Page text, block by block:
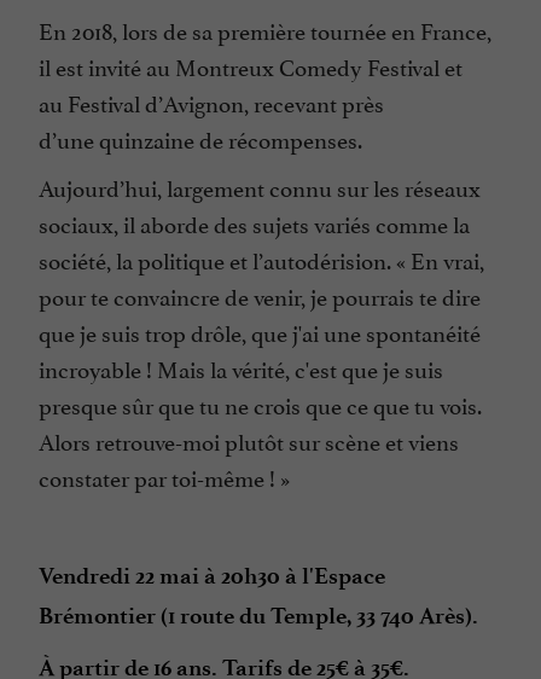
En 2018, lors de sa première tournée en France,
il est invité au Montreux Comedy Festival et
au Festival d’Avignon, recevant près
d’une quinzaine de récompenses.
Aujourd’hui, largement connu sur les réseaux
sociaux, il aborde des sujets variés comme la
société, la politique et l’autodérision. « En vrai,
pour te convaincre de venir, je pourrais te dire
que je suis trop drôle, que j'ai une spontanéité
incroyable ! Mais la vérité, c'est que je suis
presque sûr que tu ne crois que ce que tu vois.
Alors retrouve-moi plutôt sur scène et viens
constater par toi-même ! »
Vendredi 22 mai à 20h30 à l'Espace
Brémontier (1 route du Temple, 33 740 Arès).
À partir de 16 ans. Tarifs de 25€ à 35€.